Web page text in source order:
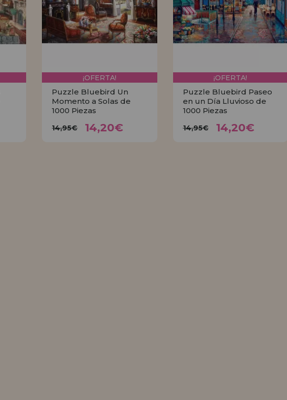
¡OFERTA!
Puzzle Bluebird Un
Momento a Solas de
1000 Piezas
14,95€ 14,20€
¡OFERTA!
Puzzle Bluebird Paseo
en un Día Lluvioso de
1000 Piezas
14,95€ 14,20€